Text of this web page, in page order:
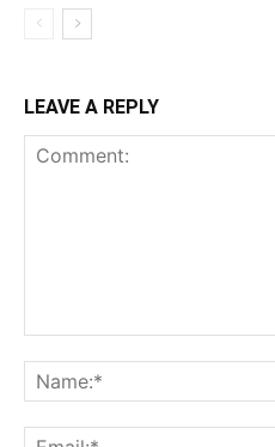
LEAVE A REPLY